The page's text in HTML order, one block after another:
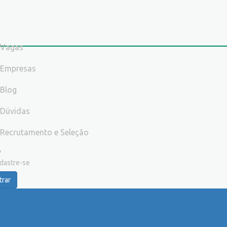
Vagas
Empresas
Blog
Dúvidas
Recrutamento e Seleção
se